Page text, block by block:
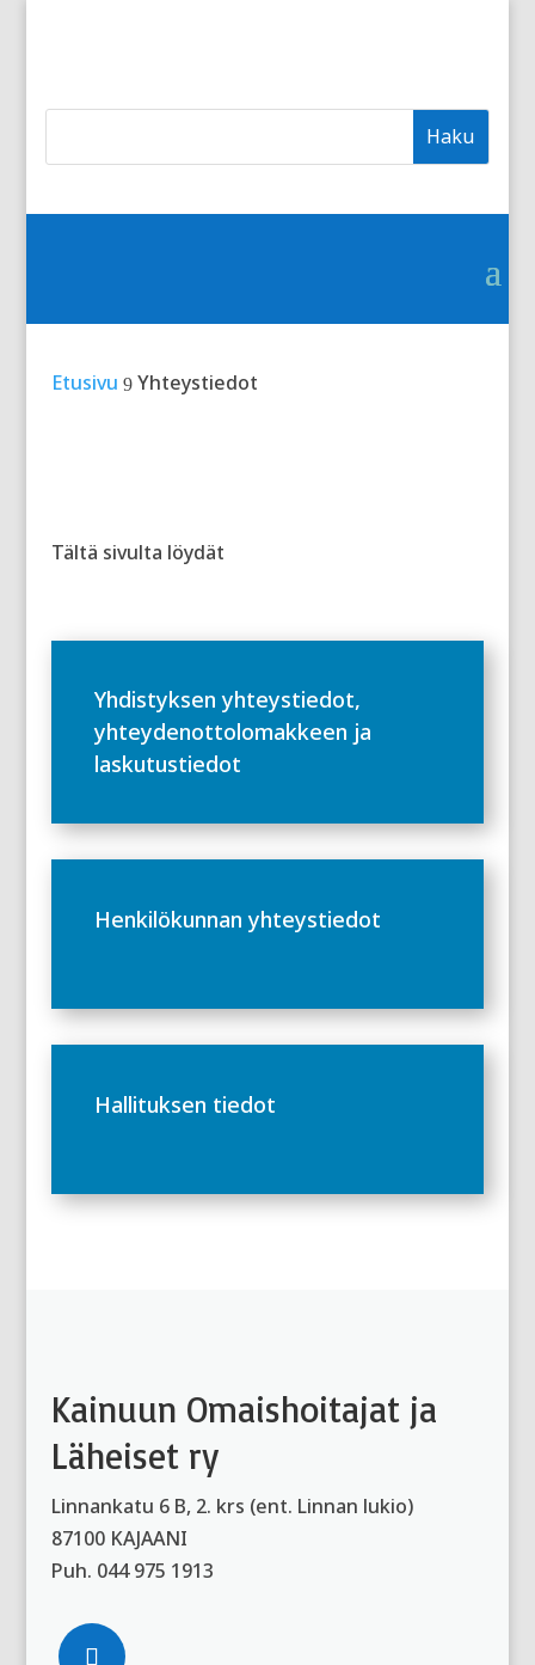
Etusivu 9 Yhteystiedot
Tältä sivulta löydät
Yhdistyksen yhteystiedot,
yhteydenottolomakkeen ja
laskutustiedot
Henkilökunnan yhteystiedot
Hallituksen tiedot
Kainuun Omaishoitajat ja
Läheiset ry
Linnankatu 6 B, 2. krs (ent. Linnan lukio)
87100 KAJAANI
Puh. 044 975 1913